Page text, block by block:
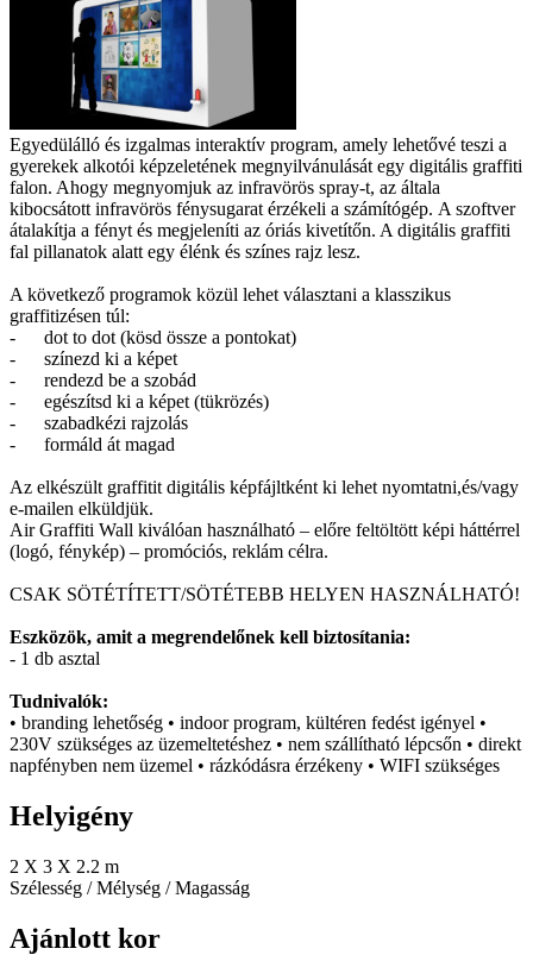
Egyedülálló és izgalmas interaktív program, amely lehetővé teszi a
gyerekek alkotói képzeletének megnyilvánulását egy digitális graffiti
falon. Ahogy megnyomjuk az infravörös spray-t, az általa
kibocsátott infravörös fénysugarat érzékeli a számítógép. A szoftver
átalakítja a fényt és megjeleníti az óriás kivetítőn. A digitális graffiti
fal pillanatok alatt egy élénk és színes rajz lesz.
A következő programok közül lehet választani a klasszikus
graffitizésen túl:
- dot to dot (kösd össze a pontokat)
- színezd ki a képet
- rendezd be a szobád
- egészítsd ki a képet (tükrözés)
- szabadkézi rajzolás
- formáld át magad
Az elkészült graffitit digitális képfájltként ki lehet nyomtatni,és/vagy
e-mailen elküldjük.
Air Graffiti Wall kiválóan használható – előre feltöltött képi háttérrel
(logó, fénykép) – promóciós, reklám célra.
CSAK SÖTÉTÍTETT/SÖTÉTEBB HELYEN HASZNÁLHATÓ!
Eszközök, amit a megrendelőnek kell biztosítania:
- 1 db asztal
Tudnivalók:
• branding lehetőség • indoor program, kültéren fedést igényel •
230V szükséges az üzemeltetéshez • nem szállítható lépcsőn • direkt
napfényben nem üzemel • rázkódásra érzékeny • WIFI szükséges
Helyigény
2 X 3 X 2.2 m
Szélesség / Mélység / Magasság
Ajánlott kor